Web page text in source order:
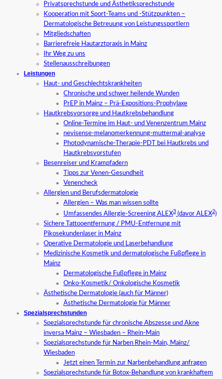
Privatsprechstunde und Ästhetiksprechstunde
Kooperation mit Sport-Teams und -Stützpunkten –
Dermatologische Betreuung von Leistungssportlern
Mitgliedschaften
Barrierefreie Hautarztpraxis in Mainz
Ihr Weg zu uns
Stellenausschreibungen
Leistungen
Haut- und Geschlechtskrankheiten
Chronische und schwer heilende Wunden
PrEP in Mainz – Prä-Expositions-Prophylaxe
Hautkrebsvorsorge und Hautkrebsbehandlung
Online-Termine im Haut- und Venenzentrum Mainz
nevisense-melanomerkennung-muttermal-analyse
Photodynamische-Therapie-PDT bei Hautkrebs und
Hautkrebsvorstufen
Besenreiser und Krampfadern
Tipps zur Venen-Gesundheit
Venencheck
Allergien und Berufsdermatologie
Allergien – Was man wissen sollte
Umfassendes Allergie-Screening ALEX3 (davor ALEX2)
Sichere Tattooentfernung / PMU-Entfernung mit
Pikosekundenlaser in Mainz
Operative Dermatologie und Laserbehandlung
Medizinische Kosmetik und dermatologische Fußpflege in
Mainz
Dermatologische Fußpflege in Mainz
Onko-Kosmetik/ Onkologische Kosmetik
Ästhetische Dermatologie (auch für Männer)
Ästhetische Dermatologie für Männer
Spezialsprechstunden
Spezialsprechstunde für chronische Abszesse und Akne
inversa Mainz – Wiesbaden – Rhein-Main
Spezialsprechstunde für Narben Rhein-Main, Mainz/
Wiesbaden
Jetzt einen Termin zur Narbenbehandlung anfragen
Spezialsprechstunde für Botox-Behandlung von krankhaftem